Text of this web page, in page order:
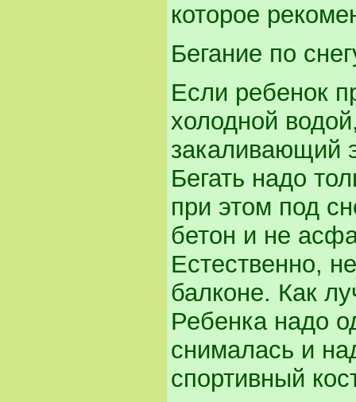
которое
Бегание по
Если ребенок
холодной
закаливающий
Бегать надо
при этом под
бетон и не
Естественно,
балконе. Как
Ребенка надо
снималась и
спортивный